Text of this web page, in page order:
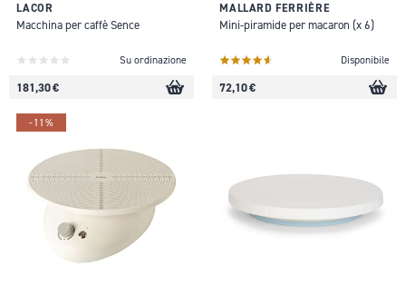
LACOR
Macchina per caffè Sence
Su ordinazione
181,30 €
MALLARD FERRIÈRE
Mini-piramide per macaron (x 6)
Disponibile
72,10 €
-11%